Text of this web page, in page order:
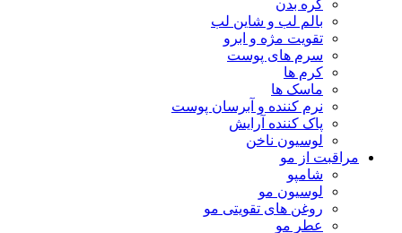
کره بدن
بالم لب و شاین لب
تقویت مژه و ابرو
سرم های پوست
کرم ها
ماسک ها
نرم کننده و آبرسان پوست
پاک کننده آرایش
لوسیون ناخن
مراقبت از مو
شامپو
لوسیون مو
روغن های تقویتی مو
عطر مو